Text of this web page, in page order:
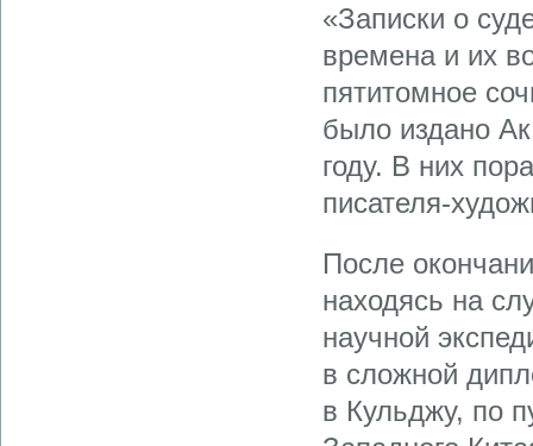
«Записки о
времена и их
пятитомное
было издано
году. В них
писателя-
После
находясь на
научной
в сложной
в Кульджу, по